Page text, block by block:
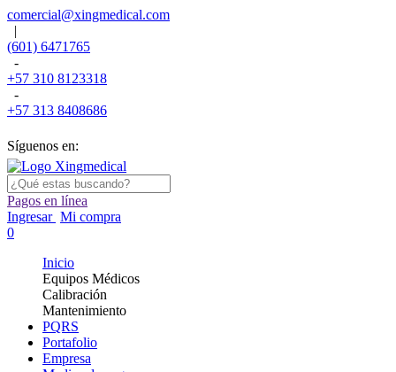
comercial@xingmedical.com
|
(601) 6471765
-
+57 310 8123318
-
+57 313 8408686
Síguenos en:
Pagos en línea
Ingresar Mi compra
0
Inicio
Equipos Médicos
Calibración
Mantenimiento
PQRS
Portafolio
Empresa